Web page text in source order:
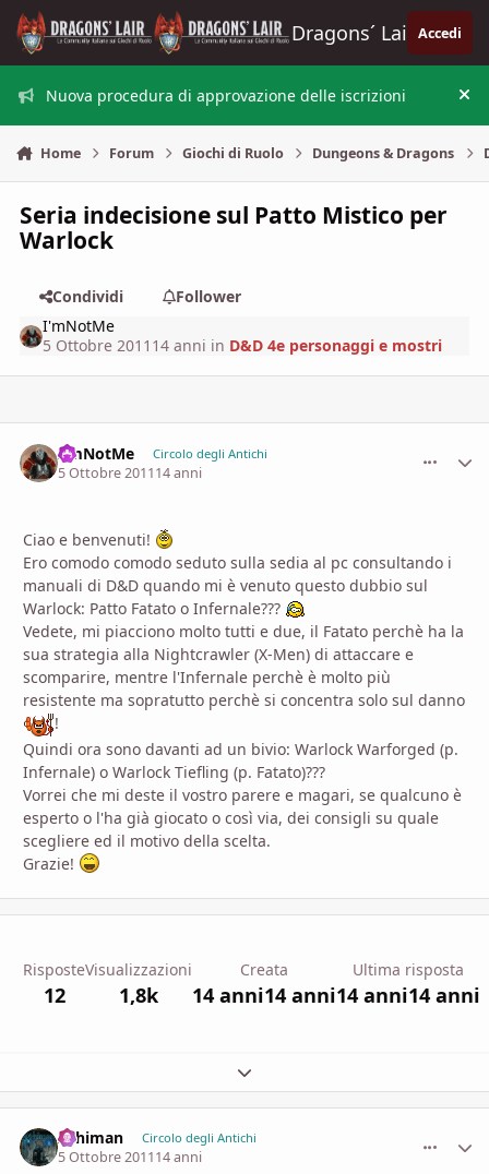
Vai al contenuto
Dragons´ Lair Accedi
Nuova procedura di approvazione delle iscrizioni
Home Forum Giochi di Ruolo Dungeons & Dragons
Seria indecisione sul Patto Mistico per
Warlock
Condividi
Follower
I'mNotMe
5 Ottobre 2011 14 anni in D&D 4e personaggi e mostri
I'mNotMe Circolo degli Antichi
5 Ottobre 201114 anni
Ciao e benvenuti!
Ero comodo comodo seduto sulla sedia al pc consultando i
manuali di D&D quando mi è venuto questo dubbio sul
Warlock: Patto Fatato o Infernale???
Vedete, mi piacciono molto tutti e due, il Fatato perchè ha la
sua strategia alla Nightcrawler (X-Men) di attaccare e
scomparire, mentre l'Infernale perchè è molto più
resistente ma sopratutto perchè si concentra solo sul danno
!
Quindi ora sono davanti ad un bivio: Warlock Warforged (p.
Infernale) o Warlock Tiefling (p. Fatato)???
Vorrei che mi deste il vostro parere e magari, se qualcuno è
esperto o l'ha già giocato o così via, dei consigli su quale
scegliere ed il motivo della scelta.
Grazie!
Risposte
12
Visualizzazioni
1,8k
Creata
14 anni14 anni
Ultima risposta
14 anni14 anni
Espandi panoramica del topic
Arhiman Circolo degli Antichi
5 Ottobre 201114 anni